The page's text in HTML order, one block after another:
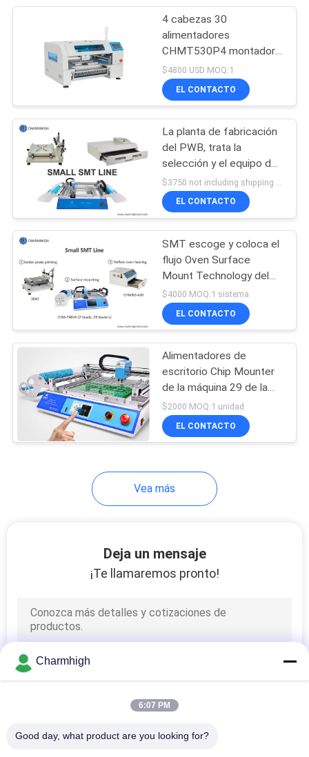
PRIVACIDAD
4 cabezas 30
alimentadores
CHMT530P4 montador
de chips con Yamaha
alimentador SMD
recoger y colocar la
$4800 USD MOQ:1
EL CONTACTO
La planta de fabricación
del PWB, trata la
selección y el equipo del
lugar por lotes,
tecnología superficial de
SMT de la producción
EL CONTACTO
SMT escoge y coloca el
flujo Oven Surface
Mount Technology del
equipo 2500w
$4000 MOQ:1 sistema
EL CONTACTO
Alimentadores de
escritorio Chip Mounter
de la máquina 29 de la
selección y del lugar de
CHMT36 SMT SMD LED
$2000 MOQ:1 unidad
EL CONTACTO
Vea más
Deja un mensaje
¡Te llamaremos pronto!
Charmhigh
6:07 PM
Good day, what product are you looking for?